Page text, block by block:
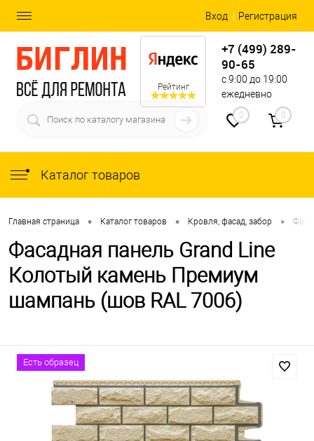
Вход Регистрация
Рейтинг
+7 (499) 289-
90-65
с 9:00 до 19:00
ежедневно
0 0
Каталог товаров
Главная страница • Каталог товаров • Кровля, фасад, забор •
Фасадная панель Grand Line
Колотый камень Премиум
шампань (шов RAL 7006)
Есть образец